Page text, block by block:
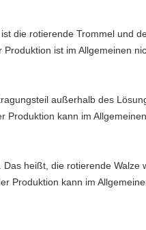
die rotierende Trommel und
ist im Allgemeinen
außerhalb des
Produktion kann im
heißt, die rotierende Walze
Produktion kann im